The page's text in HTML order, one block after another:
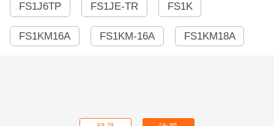
FS1J6TP FS1JE-TR FS1K
FS1KM16A FS1KM-16A FS1KM18A